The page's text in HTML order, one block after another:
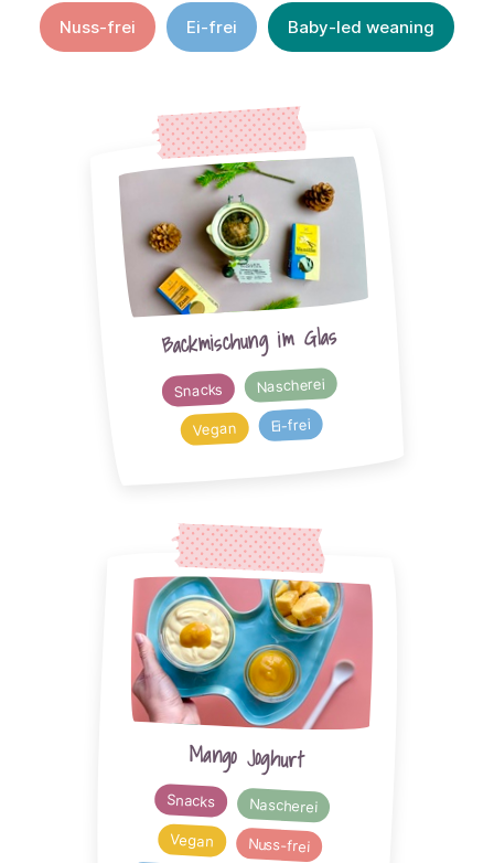
Nuss-frei Ei-frei Baby-led weaning
Backmischung im Glas
Snacks Nascherei
Vegan Ei-frei
Mango Joghurt
Snacks Nascherei
Vegan Nuss-frei